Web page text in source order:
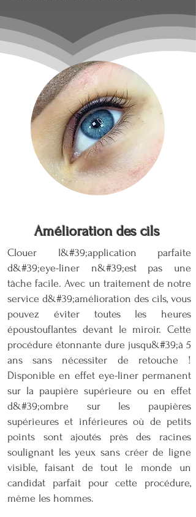
Amélioration des cils
Clouer l&#39;application parfaite
d&#39;eye-liner n&#39;est pas une
tâche facile. Avec un traitement de notre
service d&#39;amélioration des cils, vous
pouvez éviter toutes les heures
époustouflantes devant le miroir. Cette
procédure étonnante dure jusqu&#39;à 5
ans sans nécessiter de retouche !
Disponible en effet eye-liner permanent
sur la paupière supérieure ou en effet
d&#39;ombre sur les paupières
supérieures et inférieures où de petits
points sont ajoutés près des racines
soulignant les yeux sans créer de ligne
visible, faisant de tout le monde un
candidat parfait pour cette procédure,
même les hommes.